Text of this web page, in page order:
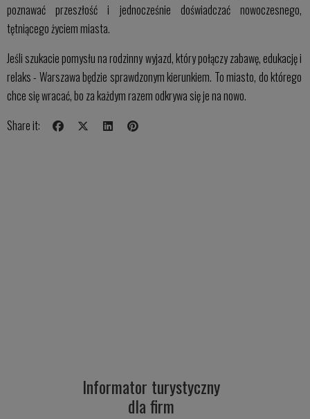
poznawać przeszłość i jednocześnie doświadczać nowoczesnego,
tętniącego życiem miasta.
Jeśli szukacie pomysłu na rodzinny wyjazd, który połączy zabawę, edukację i
relaks - Warszawa będzie sprawdzonym kierunkiem. To miasto, do którego
chce się wracać, bo za każdym razem odkrywa się je na nowo.
Share it:
Informator turystyczny
dla firm